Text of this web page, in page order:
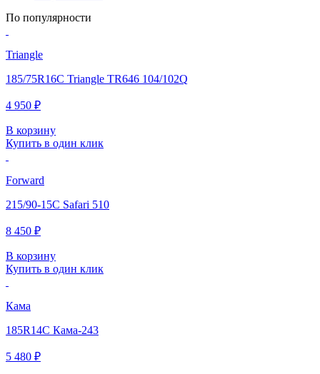
По популярности
Triangle
185/75R16C Triangle TR646 104/102Q
4 950 ₽
В корзину
Купить в один клик
Forward
215/90-15C Safari 510
8 450 ₽
В корзину
Купить в один клик
Кама
185R14C Кама-243
5 480 ₽